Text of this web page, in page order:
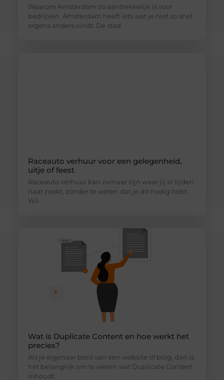
Waarom Amsterdam zo aantrekkelijk is voor
bedrijven Amsterdam heeft iets wat je niet zo snel
ergens anders vindt. De stad
Raceauto verhuur voor een gelegenheid,
uitje of feest
Raceauto verhuur kan zomaar zijn waar jij al tijden
naar zoekt, zonder te weten dat je dit nodig hebt.
Wil
Wat is Duplicate Content en hoe werkt het
precies?
Als je eigenaar bent van een website of blog, dan is
het belangrijk om te weten wat Duplicate Content
inhoudt.